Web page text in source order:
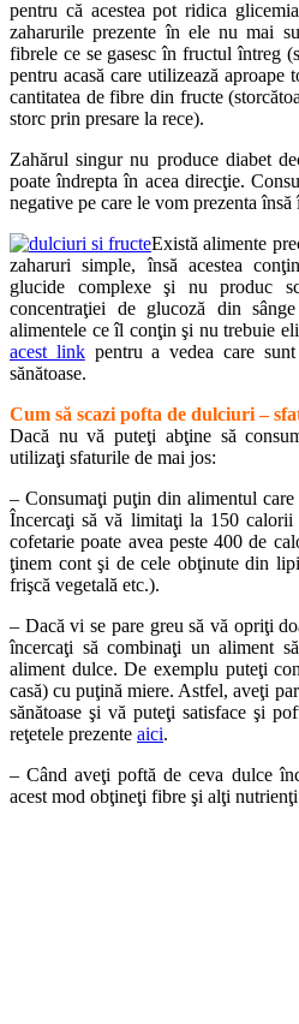
pentru că acestea pot ridica
zaharurile prezente în ele nu mai
fibrele ce se gasesc în fructul întreg
pentru acasă care utilizează aproape
cantitatea de fibre din fructe
storc prin presare la rece).
Zahărul singur nu produce diabet
poate îndrepta în acea direcţie.
negative pe care le vom prezenta
Există alimente
zaharuri simple, însă acestea
glucide complexe şi nu produc
concentraţiei de glucoză din
alimentele ce îl conţin şi nu trebuie
acest linkpentru a vedea care
sănătoase.
Cum să scazi pofta de dulciuri –
Dacă nu vă puteţi abţine să
utilizaţi sfaturile de mai jos:
– Consumaţi puţin din alimentul care
Încercaţi să vă limitaţi la 150
cofetarie poate avea peste 400 de
ţinem cont şi de cele obţinute din
frişcă vegetală etc.).
– Dacă vi se pare greu să vă opriţi
încercaţi să combinaţi un aliment
aliment dulce. De exemplu puteţi
casă) cu puţină miere. Astfel, aveţi
sănătoase şi vă puteţi satisface şi
reţetele prezente aici.
– Când aveţi poftă de ceva dulce
acest mod obţineţi fibre şi alţi